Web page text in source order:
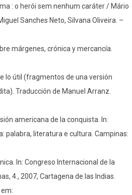
: o herói sem nenhum caráter / Mário
Sanches Neto, Silvana Oliveira. –
márgenes, crónica y mercancía.
lo útil (fragmentos de una versión
Traducción de Manuel Arranz.
americana de la conquista. In:
palabra, literatura e cultura. Campinas:
In: Congreso Internacional de la
4., 2007, Cartagena de las Indias.